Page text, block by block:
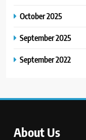
October 2025
September 2025
September 2022
About Us